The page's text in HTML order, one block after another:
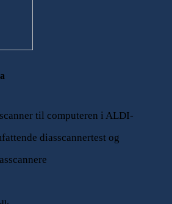
til computeren i ALDI-
diasscannertest og